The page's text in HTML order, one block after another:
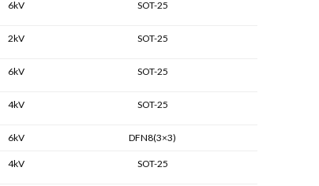
6kV SOT-25
2kV SOT-25
6kV SOT-25
4kV SOT-25
6kV DFN8(3×3)
4kV SOT-25